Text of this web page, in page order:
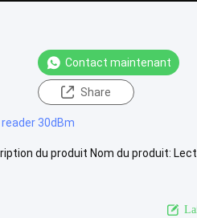
Contact maintenant
Share
30dBm
du produit Nom du produit: